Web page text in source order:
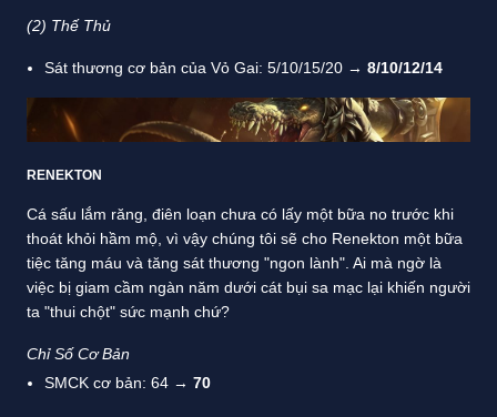
(2) Thế Thủ
Sát thương cơ bản của Vỏ Gai: 5/10/15/20 → 8/10/12/14
RENEKTON
Cá sấu lắm răng, điên loạn chưa có lấy một bữa no trước khi
thoát khỏi hầm mộ, vì vậy chúng tôi sẽ cho Renekton một bữa
tiệc tăng máu và tăng sát thương "ngon lành". Ai mà ngờ là
việc bị giam cầm ngàn năm dưới cát bụi sa mạc lại khiến người
ta "thui chột" sức mạnh chứ?
Chỉ Số Cơ Bản
SMCK cơ bản: 64 → 70